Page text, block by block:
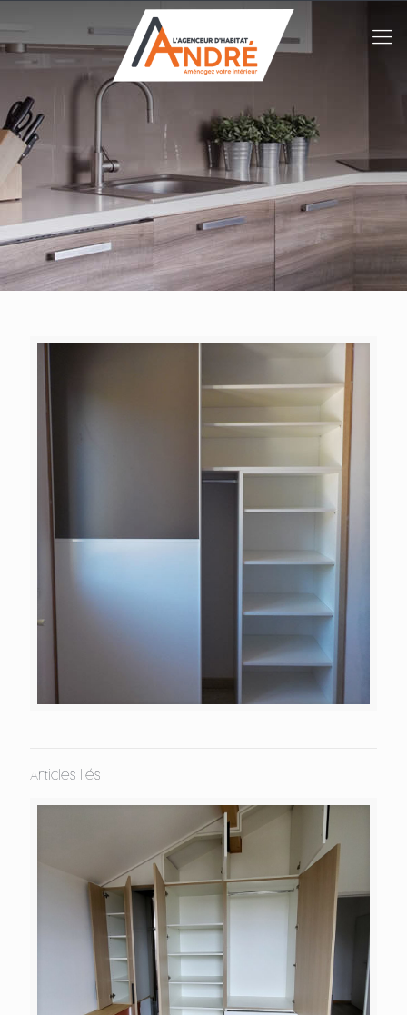
Articles liés